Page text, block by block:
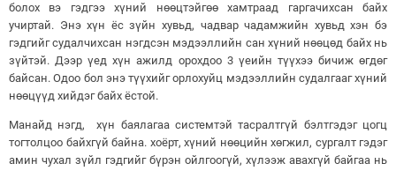
болох вэ гэдгээ хүний нөөцтэйгөө хамтраад гаргачихсан байх
учиртай. Энэ хүн ёс зүйн хувьд, чадвар чадамжийн хувьд хэн бэ
гэдгийг судалчихсан нэгдсэн мэдээллийн сан хүний нөөцөд байх нь
зүйтэй. Дээр үед хүн ажилд орохдоо 3 үеийн түүхээ бичиж өгдөг
байсан. Одоо бол энэ түүхийг орлохуйц мэдээллийн судалгааг хүний
нөөцүүд хийдэг байх ёстой.
Манайд нэгд, хүн баялагаа системтэй тасралтгүй бэлтгэдэг цогц
тогтолцоо байхгүй байна. хоёрт, хүний нөөцийн хөгжил, сургалт гэдэг
амин чухал зүйл гэдгийг бүрэн ойлгоогүй, хүлээж авахгүй байгаа нь